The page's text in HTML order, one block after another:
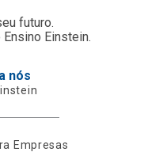
futuro.
Einstein.
nós
Empresas